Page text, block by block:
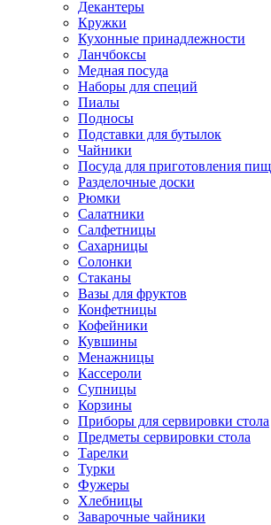
Декантеры
Кружки
Кухонные принадлежности
Ланчбоксы
Медная посуда
Наборы для специй
Пиалы
Подносы
Подставки для бутылок
Чайники
Посуда для приготовления
Разделочные доски
Рюмки
Салатники
Салфетницы
Сахарницы
Солонки
Стаканы
Вазы для фруктов
Конфетницы
Кофейники
Кувшины
Менажницы
Кассероли
Супницы
Корзины
Приборы для сервировки стола
Предметы сервировки стола
Тарелки
Турки
Фужеры
Хлебницы
Заварочные чайники